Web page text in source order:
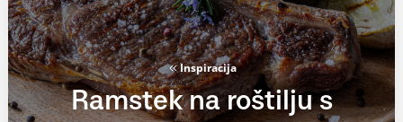
Inspiracija
Ramstek na roštilju s